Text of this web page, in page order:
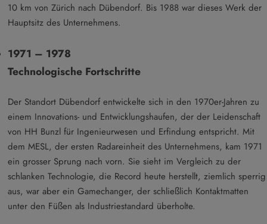
10 km von Zürich nach Dübendorf. Bis 1988 war dieses Werk der
Hauptsitz des Unternehmens.
1971 – 1978
Technologische Fortschritte
Der Standort Dübendorf entwickelte sich in den 1970er-Jahren zu
einem Innovations- und Entwicklungshaufen, der der Leidenschaft
von HH Bunzl für Ingenieurwesen und Erfindung entspricht. Mit
dem MESL, der ersten Radareinheit des Unternehmens, kam 1971
ein grosser Sprung nach vorn. Sie sieht im Vergleich zu der
schlanken Technologie, die Record heute herstellt, ziemlich sperrig
aus, war aber ein Gamechanger, der schließlich Kontaktmatten
unter den Füßen als Industriestandard überholte.